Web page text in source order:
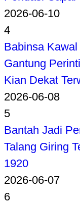
2026-06-10
4
Babinsa
Gantung
Kian Dekat
2026-06-08
5
Bantah Jadi
Talang Giring
1920
2026-06-07
6